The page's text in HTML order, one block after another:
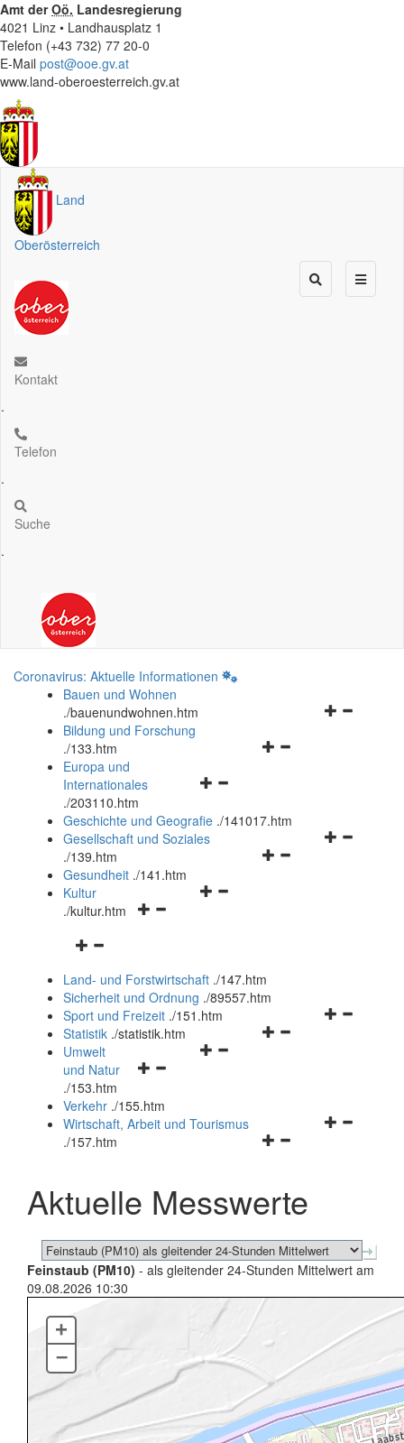
Amt derOö. Landesregierung
4021 Linz • Landhausplatz 1
Telefon (+43 732) 77 20-0
E-Mail post@ooe.gv.at
www.land-oberoesterreich.gv.at
Land
Oberösterreich
Kontakt
.
Telefon
.
Suche
.
Coronavirus: Aktuelle Informationen
Bauen und Wohnen
./bauenundwohnen.htm
Navigationsmenü
Bildung und Forschung
./133.htm
Navigationsmenü
und
schließen
Europa und
Internationales
./203110.htm
Geschichte und Geografie ./141017.htm
Navigationsmenü
Gesellschaft und Soziales
./139.htm
Navigationsmenü
Gesundheit ./141.htm
Navigationsmenü
Kultur
./kultur.htm
Navigationsmenü
und
schließen
Land- und Forstwirtschaft ./147.htm
Sicherheit und Ordnung ./89557.htm
Navigationsmenü
Sport und Freizeit ./151.htm
Navigationsmenü
Statistik ./statistik.htm
Navigationsmenü
und
schließen
Umwelt
und Natur
./153.htm
Verkehr ./155.htm
Navigationsmenü
schließen
Wirtschaft, Arbeit und Tourismus
./157.htm
Aktuelle Messwerte
Feinstaub (PM10) - als gleitender 24-Stunden Mittelwert am
09.08.2026 10:30
+
–